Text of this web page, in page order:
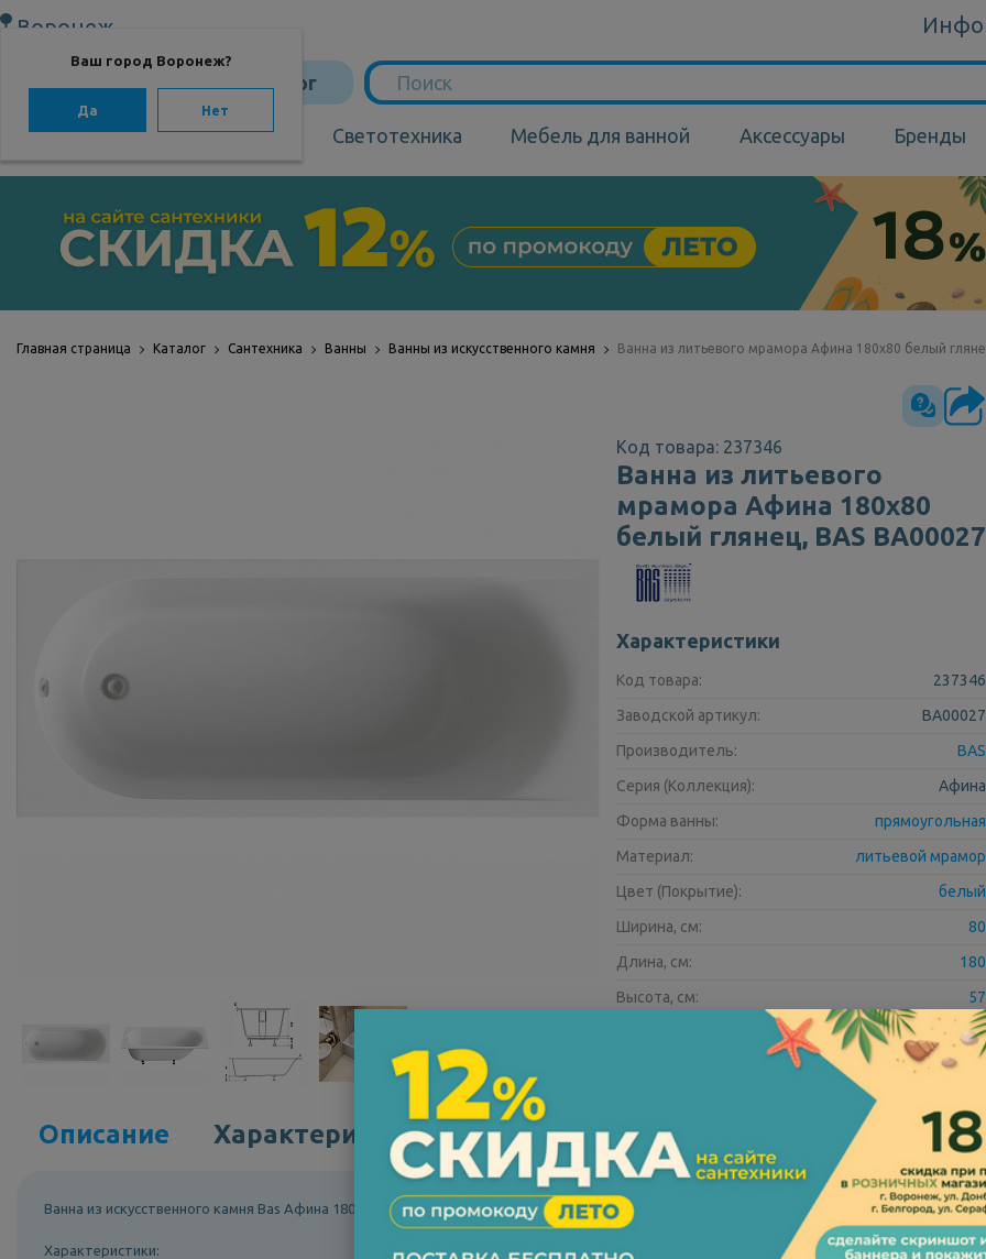
Воронеж
Ваш город Воронеж?
Да Нет
Каталог
Сантехника
Мебель для ванной
Мебель из бамбука
Аксессуары для
Сантехника Светотехника Мебель для ванной Аксессуары Бренды
Главная страница Каталог Сантехника Ванны Ванны из искусственного камня Ванна из литьевого мрамора Афина 180х80 белый
Код товара: 237346
Ванна из литьевого
мрамора Афина 180х80
белый глянец, BAS ВА00027
Характеристики
Код товара:
237346
Заводской артикул:
ВА00027
Производитель:
BAS
Серия (Коллекция):
Афина
Форма ванны:
прямоугольная
Материал:
литьевой мрамор
Цвет (Покрытие):
белый
Ширина, см:
80
Длина, см:
180
Высота, см:
57
Описание Характеристики
Ванна из искусственного камня Bas Афина 180х80 ВА00027.
Характеристики: